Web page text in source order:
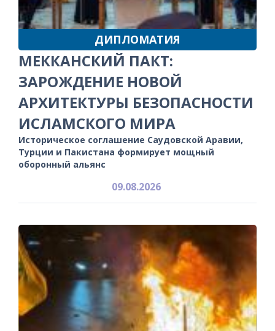
ДИПЛОМАТИЯ
МЕККАНСКИЙ ПАКТ:
ЗАРОЖДЕНИЕ НОВОЙ
АРХИТЕКТУРЫ БЕЗОПАСНОСТИ
ИСЛАМСКОГО МИРА
Историческое соглашение Саудовской Аравии,
Турции и Пакистана формирует мощный
оборонный альянс
09.08.2026